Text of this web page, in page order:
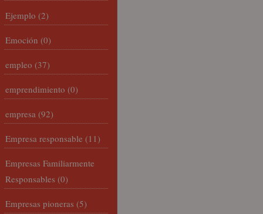
Ejemplo (2)
Emoción (0)
empleo (37)
emprendimiento (0)
empresa (92)
Empresa responsable (11)
Empresas Familiarmente
Responsables (0)
Empresas pioneras (5)